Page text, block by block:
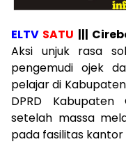
ELTV SATU |||
Aksi unjuk rasa
pengemudi ojek
pelajar di
DPRD
setelah massa
pada fasilitas